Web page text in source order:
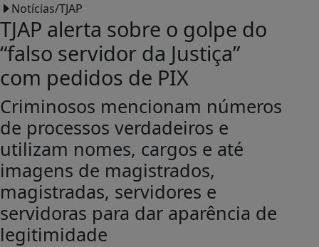
Notícias/TJAP
TJAP alerta sobre o golpe do
“falso servidor da Justiça”
com pedidos de PIX
Criminosos mencionam números
de processos verdadeiros e
utilizam nomes, cargos e até
imagens de magistrados,
magistradas, servidores e
servidoras para dar aparência de
legitimidade